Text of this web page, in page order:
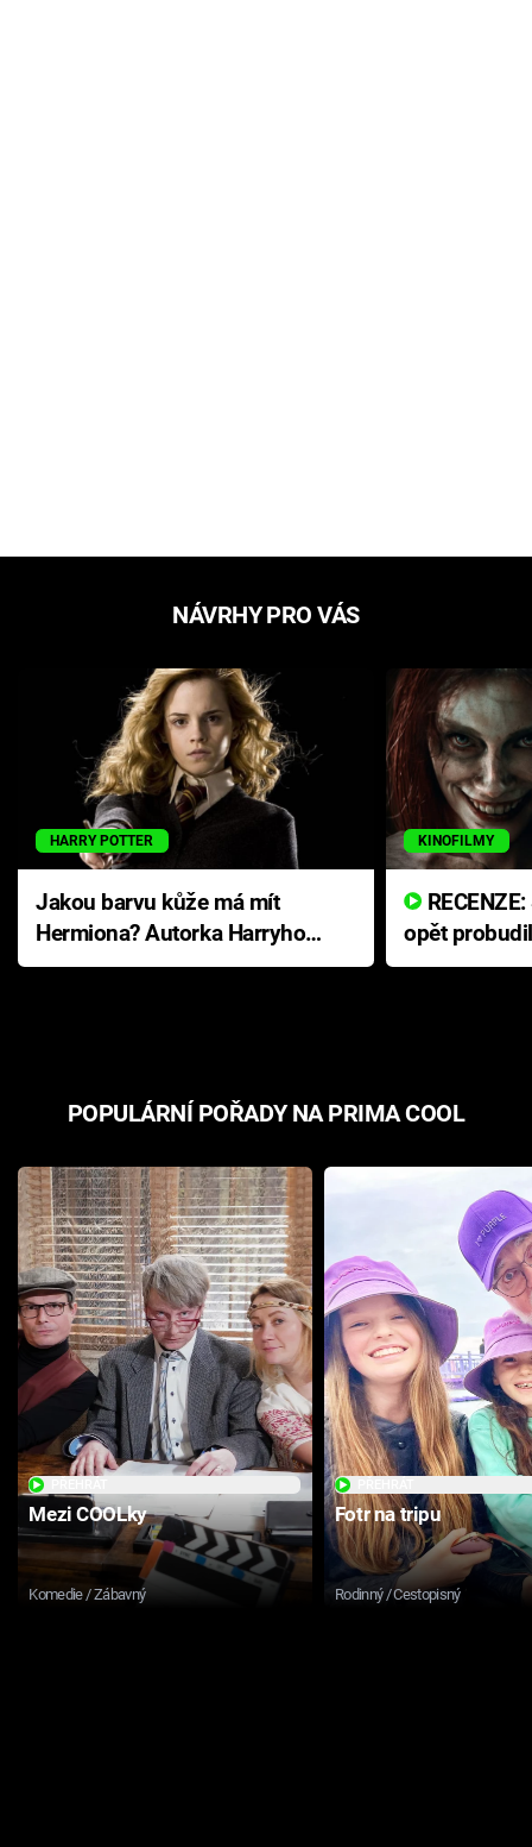
NÁVRHY PRO VÁS
HARRY POTTER
Jakou barvu kůže má mít
Hermiona? Autorka Harryho
Pottera přišla s ráznou
KINOFILMY
opět
přichází s
POPULÁRNÍ POŘADY NA PRIMA COOL
Mezi COOLky
Komedie / Zábavný
Fotr na tripu
Rodinný / Cestopisný